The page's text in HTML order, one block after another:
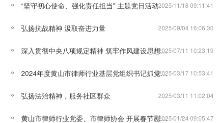
“坚守初心使命、强化责任担当” 主题党日活动2025/11/18 09:11:41
弘扬抗战精神 汲取奋进力量 2025/09/04 16:06:30
深入贯彻中央八项规定精神 筑牢作风建设思想根基——市律师行业党委开展学习教育主题党日活动
2025/07/11 10:23:19
2024年度黄山市律师行业基层党组织书记抓党建工作述职评议会召开
2025/03/17 10:53:41
弘扬法治精神，服务社区群众 2025/03/11 11:02:04
黄山市律师行业党委、市律师协会 开展春节慰问活动
2025/01/24 09:05:47